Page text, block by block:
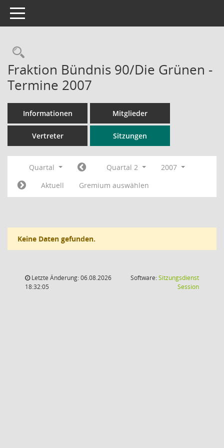
Toggle navigation
Rechercheauswahl
Fraktion Bündnis 90/Die Grünen -
Termine 2007
Informationen Mitglieder
Vertreter Sitzungen
Quartal Quartal 2
2007
Aktuell
Gremium auswählen
Keine Daten gefunden.
Letzte Änderung: 06.08.2026
18:32:05
Software:Sitzungsdienst
Session(Wird in